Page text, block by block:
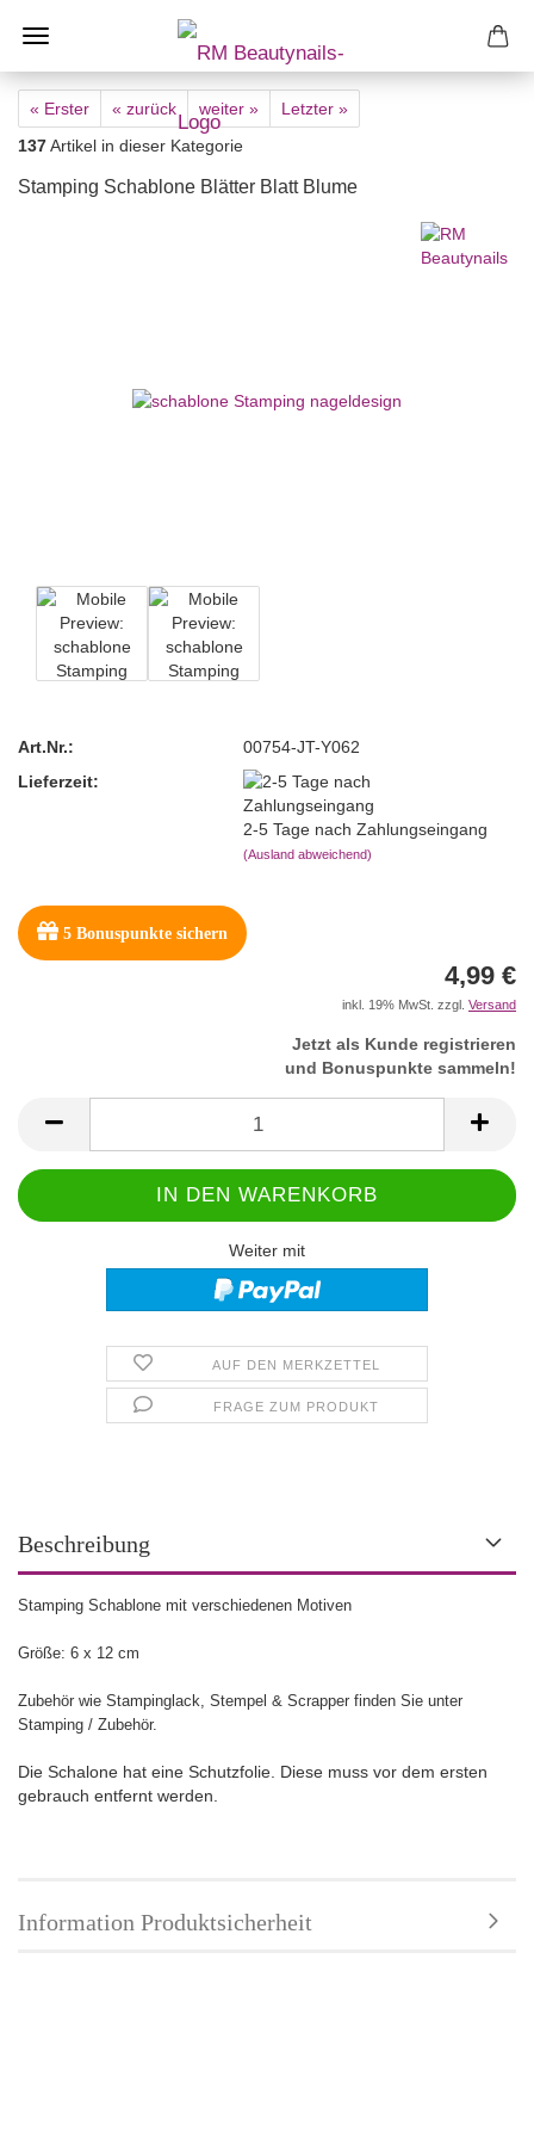
« Erster « zurück weiter »
Letzter »
137Artikel in dieser Kategorie
Stamping Schablone Blätter Blatt Blume
Art.Nr.:
00754-JT-Y062
Lieferzeit:
2-5 Tage nach Zahlungseingang
(Ausland abweichend)
5 Bonuspunkte sichern
4,99 €
inkl. 19% MwSt. zzgl. Versand
Jetzt als Kunde registrieren
und Bonuspunkte sammeln!
Weiter mit
AUF DEN MERKZETTEL
FRAGE ZUM PRODUKT
Beschreibung
Stamping Schablone mit verschiedenen Motiven
Größe: 6 x 12 cm
Zubehör wie Stampinglack, Stempel & Scrapper finden Sie unter
Stamping / Zubehör.
Die Schalone hat eine Schutzfolie. Diese muss vor dem ersten
gebrauch entfernt werden.
Information Produktsicherheit